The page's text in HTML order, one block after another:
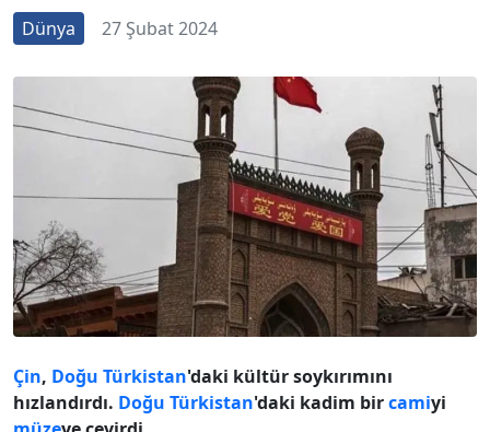
Dünya 27 Şubat 2024
Çin, Doğu Türkistan'daki kültür soykırımını
hızlandırdı. Doğu Türkistan'daki kadim bircamiyi